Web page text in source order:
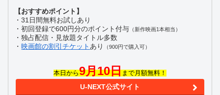
【おすすめポイント】
・31日間無料お試しあり
・初回登録で600円分のポイント付与 （新作映画1本相当）
・独占配信・見放題タイトル多数
・映画館の割引チケットあり （900円で購入可）
本日から9月10日まで月額無料！
U-NEXT公式サイト